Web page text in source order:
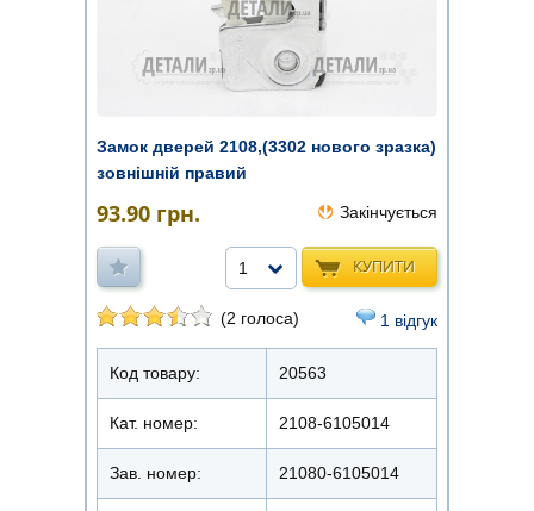
Замок дверей 2108,(3302 нового зразка)
зовнішній правий
93.90 грн. Закінчується
КУПИТИ
1
(2 голоса) 1 відгук
Код товару: 20563
Кат. номер: 2108-6105014
Зав. номер: 21080-6105014